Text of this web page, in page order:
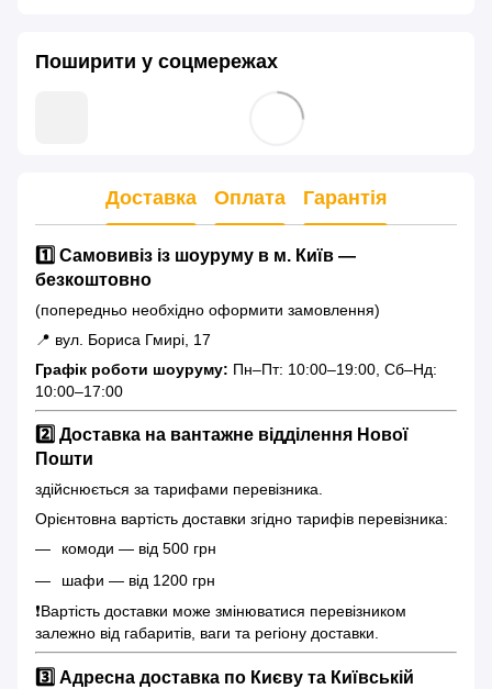
Поширити у соцмережах
Доставка Оплата Гарантія
1️⃣ Самовивіз із шоуруму в м. Київ —
безкоштовно
(попередньо необхідно оформити замовлення)
📍 вул. Бориса Гмирі, 17
Графік роботи шоуруму: Пн–Пт: 10:00–19:00, Сб–Нд:
10:00–17:00
2️⃣ Доставка на вантажне відділення Нової
Пошти
здійснюється за тарифами перевізника.
Орієнтовна вартість доставки згідно тарифів перевізника:
комоди — від 500 грн
шафи — від 1200 грн
❗️Вартість доставки може змінюватися перевізником
залежно від габаритів, ваги та регіону доставки.
3️⃣ Адресна доставка по Києву та Київській